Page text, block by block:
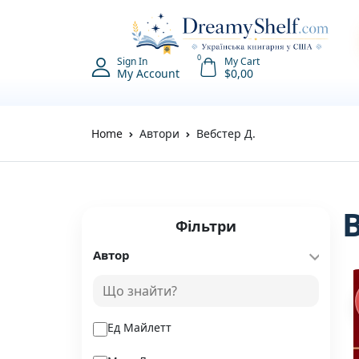
Sign In
My Account
0 My Cart
$0,00
Home Автори Вебстер Д.
Фільтри
Автор
Ед Майлетт